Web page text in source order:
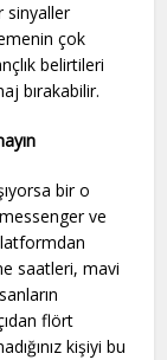
sinyaller
çok
belirtileri
bırakabilir.
bir o
ve
saatleri, mavi
flört
kişiyi bu